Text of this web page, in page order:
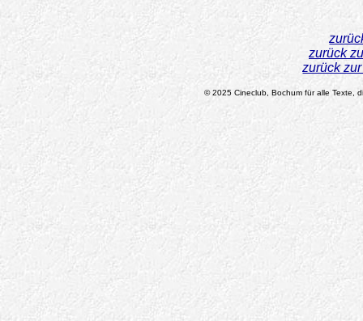
zurück
zurück
© 2025 Cineclub, Bochum für alle Texte,